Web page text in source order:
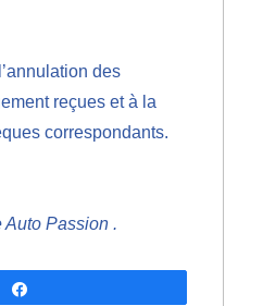
des
reçues et à la
correspondants.
Auto Passion .